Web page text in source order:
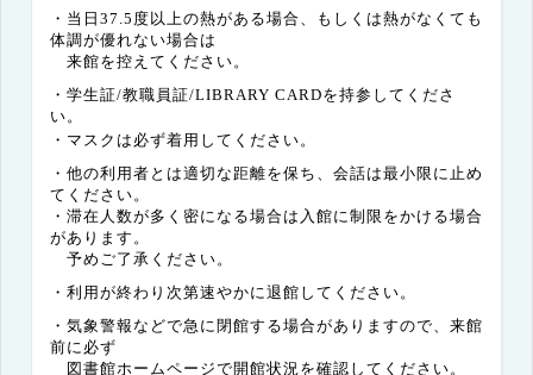
・当日 37.5 度以上の熱がある場合、もしくは熱がなくても
体調が優れない場合は
来館を控えてください。
・学生証/教職員証/LIBRARY CARDを持参してくださ
い。
・マスクは必ず着用してください。
・他の利用者とは適切な距離を保ち、会話は最小限に止め
てください。
・滞在人数が多く密になる場合は入館に制限をかける場合
があります。
予めご了承ください。
・利用が終わり次第速やかに退館してください。
・気象警報などで急に閉館する場合がありますので、来館
前に必ず
図書館ホームページで開館状況を確認してください。